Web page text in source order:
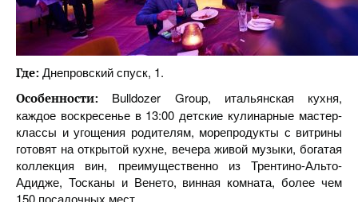
Где: Днепровский спуск, 1.
Особенности: Bulldozer Group, итальянская кухня,
каждое воскресенье в 13:00 детские кулинарные мастер-
классы и угощения родителям, морепродукты с витрины
готовят на открытой кухне, вечера живой музыки, богатая
коллекция вин, преимущественно из Трентино-Альто-
Адидже, Тосканы и Венето, винная комната, более чем
150 посадочных мест.